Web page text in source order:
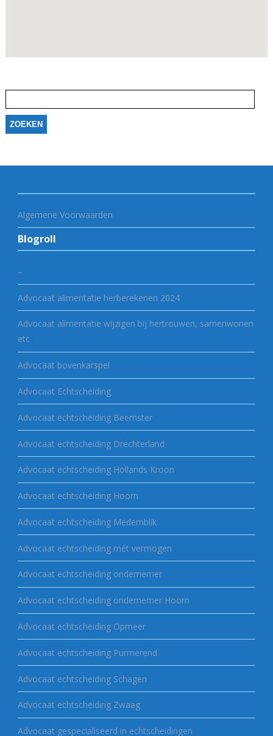
naar:
Algemene Voorwaarden
Blogroll
–
Advocaat alimentatie herberekenen 2024
Advocaat alimentatie wijzigen bij hertrouwen, samenwonen
etc
Advocaat bovenkarspel
Advocaat Echtscheiding
Advocaat echtscheiding Beemster
Advocaat echtscheiding Drechterland
Advocaat echtscheiding Hollands Kroon
Advocaat echtscheiding Hoorn
Advocaat echtscheiding Medemblik
Advocaat echtscheiding mét vermogen
Advocaat echtscheiding ondernemer
Advocaat echtscheiding ondernemer Hoorn
Advocaat echtscheiding Opmeer
Advocaat echtscheiding Purmerend
Advocaat echtscheiding Schagen
Advocaat echtscheiding Zwaag
Advocaat gespecialiseerd in echtscheidingen